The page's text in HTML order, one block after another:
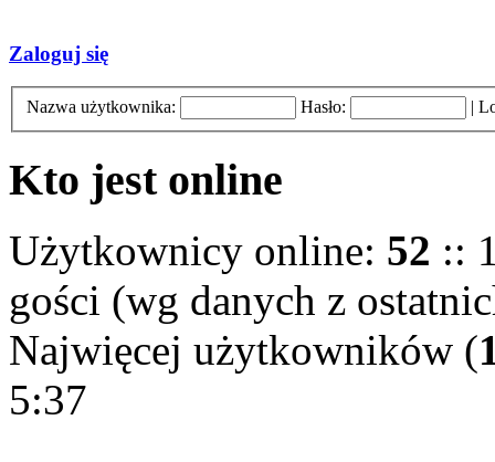
Zaloguj się
Nazwa użytkownika: Hasło: |
Kto jest online
Użytkownicy online: 52 ::
gości (wg danych z
Najwięcej użytkowników (
5:37